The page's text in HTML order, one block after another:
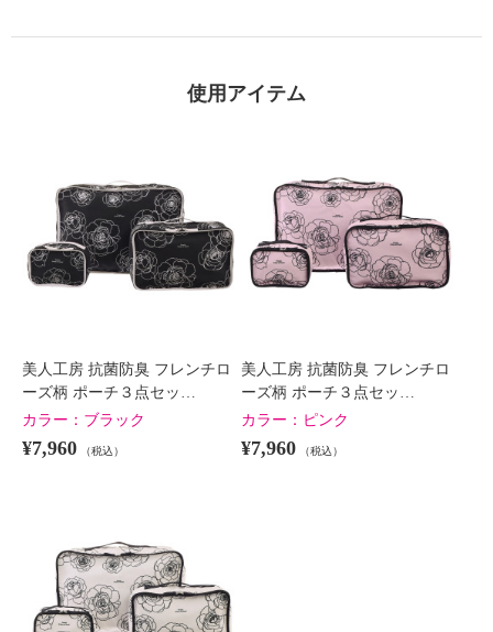
使用アイテム
美人工房 抗菌防臭 フレンチロ
ーズ柄 ポーチ３点セッ…
カラー： ブラック
¥7,960 （税込）
美人工房 抗菌防臭 フレンチロ
ーズ柄 ポーチ３点セッ…
カラー： ピンク
¥7,960 （税込）